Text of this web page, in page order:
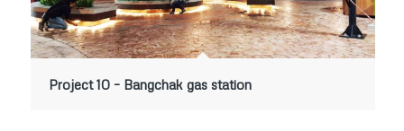
Project 10 – Bangchak gas station